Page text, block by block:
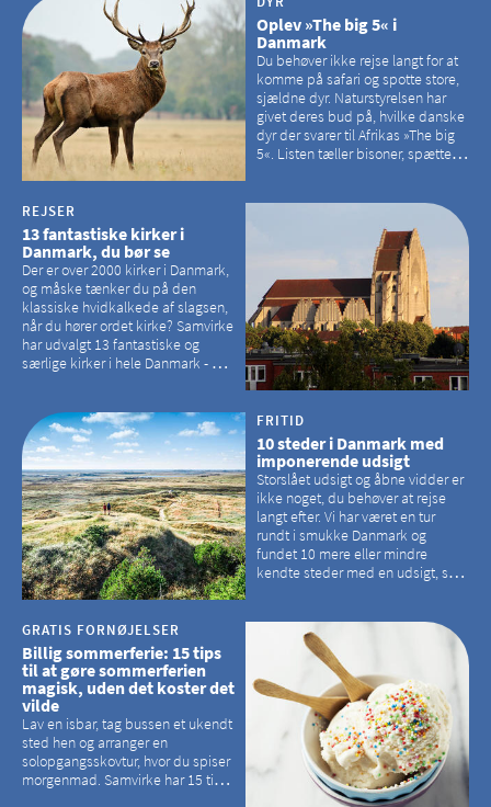
Oplev »The big 5« i
Danmark
Du behøver ikke rejse langt for at
komme på safari og spotte store,
sjældne dyr. Naturstyrelsen har
givet deres bud på, hvilke danske
dyr der svarer til Afrikas »The big
5«. Listen tæller bisoner, spættede
REJSER
13 fantastiske kirker i
Danmark, du bør se
Der er over 2000 kirker i Danmark,
og måske tænker du på den
klassiske hvidkalkede af slagsen,
når du hører ordet kirke? Samvirke
har udvalgt 13 fantastiske og
særlige kirker i hele Danmark - og
hvilke kirker, der er en omvej værd
FRITID
10 steder i Danmark med
imponerende udsigt
Storslået udsigt og åbne vidder er
ikke noget, du behøver at rejse
langt efter. Vi har været en tur
rundt i smukke Danmark og
fundet 10 mere eller mindre
kendte steder med en udsigt, som
GRATIS FORNØJELSER
Billig sommerferie: 15 tips
til at gøre sommerferien
magisk, uden det koster det
vilde
Lav en isbar, tag bussen et ukendt
sted hen og arranger en
solopgangsskovtur, hvor du spiser
morgenmad. Samvirke har 15 tips